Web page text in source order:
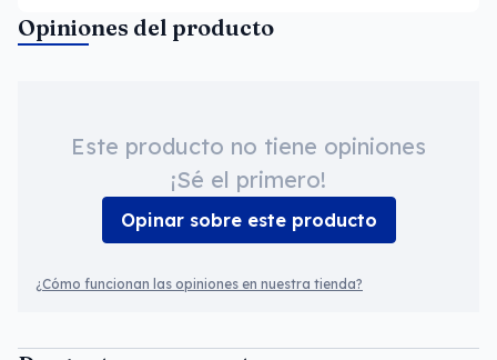
Opiniones del producto
Este producto no tiene opiniones
¡Sé el primero!
Opinar sobre este producto
¿Cómo funcionan las opiniones en nuestra tienda?